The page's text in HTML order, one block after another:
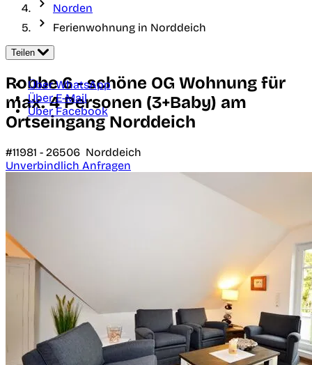
Norden
Ferienwohnung in Norddeich
Teilen
Über WhatsApp
Über E-Mail
Über Facebook
Robbe 6 - schöne OG Wohnung für
max. 4 Personen (3+Baby) am
Ortseingang Norddeich
#11981 - 26506 Norddeich
Unverbindlich Anfragen